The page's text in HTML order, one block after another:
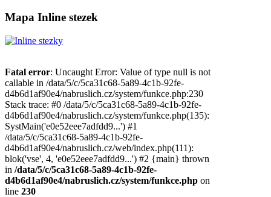
Mapa Inline stezek
Fatal error: Uncaught Error: Value of type null is not
callable in /data/5/c/5ca31c68-5a89-4c1b-92fe-
d4b6d1af90e4/nabruslich.cz/system/funkce.php:230
Stack trace: #0 /data/5/c/5ca31c68-5a89-4c1b-92fe-
d4b6d1af90e4/nabruslich.cz/system/funkce.php(135):
SystMain('e0e52eee7adfdd9...') #1
/data/5/c/5ca31c68-5a89-4c1b-92fe-
d4b6d1af90e4/nabruslich.cz/web/index.php(111):
blok('vse', 4, 'e0e52eee7adfdd9...') #2 {main} thrown
in /data/5/c/5ca31c68-5a89-4c1b-92fe-
d4b6d1af90e4/nabruslich.cz/system/funkce.php on
line 230